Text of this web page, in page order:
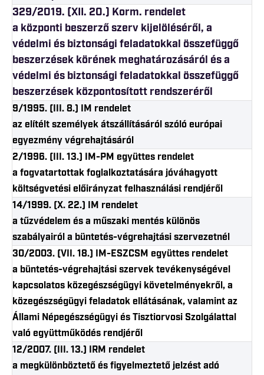
329/2019. (XII. 20.) Korm. rendelet
a központi beszerző szerv kijelöléséről, a
védelmi és biztonsági feladatokkal összefüggő
beszerzések körének meghatározásáról és a
védelmi és biztonsági feladatokkal összefüggő
beszerzések központosított rendszeréről
9/1995. (III. 8.) IM rendelet
az elítélt személyek átszállításáról szóló európai
egyezmény végrehajtásáról
2/1996. (III. 13.) IM-PM együttes rendelet
a fogvatartottak foglalkoztatására jóváhagyott
költségvetési előirányzat felhasználási rendjéről
14/1999. (X. 22.) IM rendelet
a tűzvédelem és a műszaki mentés különös
szabályairól a büntetés-végrehajtási szervezetnél
30/2003. (VII. 18.) IM-ESZCSM együttes rendelet
a büntetés-végrehajtási szervek tevékenységével
kapcsolatos közegészségügyi követelményekről, a
közegészségügyi feladatok ellátásának, valamint az
Állami Népegészségügyi és Tisztiorvosi Szolgálattal
való együttműködés rendjéről
12/2007. (III. 13.) IRM rendelet
a megkülönböztető és figyelmeztető jelzést adó